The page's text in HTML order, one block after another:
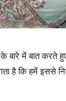
में बात करते
है कि हमें इससे